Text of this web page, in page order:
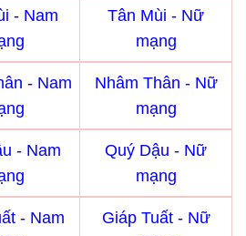
- Nam
Tân Mùi - Nữ
mạng
- Nam
Nhâm Thân - Nữ
mạng
- Nam
Quý Dậu - Nữ
mạng
- Nam
Giáp Tuất - Nữ